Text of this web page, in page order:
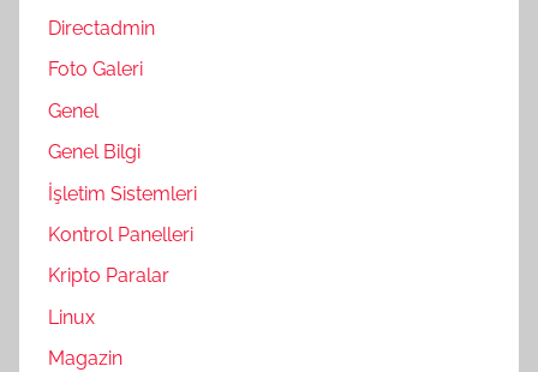
Directadmin
Foto Galeri
Genel
Genel Bilgi
İşletim Sistemleri
Kontrol Panelleri
Kripto Paralar
Linux
Magazin